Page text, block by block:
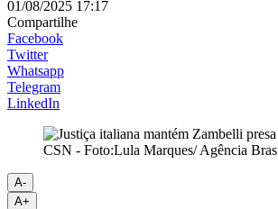
01/08/2025 17:17
Compartilhe
Facebook
Twitter
Whatsapp
Telegram
LinkedIn
CSN - Foto:Lula Marques/ Agência
A-
A+